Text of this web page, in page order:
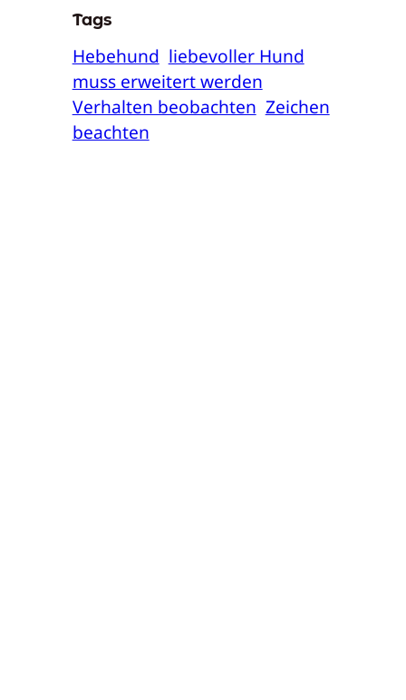
Tags
Hebehund liebevoller Hund
muss erweitert werden
Verhalten beobachten Zeichen
beachten